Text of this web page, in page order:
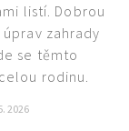
listí. Dobrou
zahrady
se těmto
rodinu.
2026